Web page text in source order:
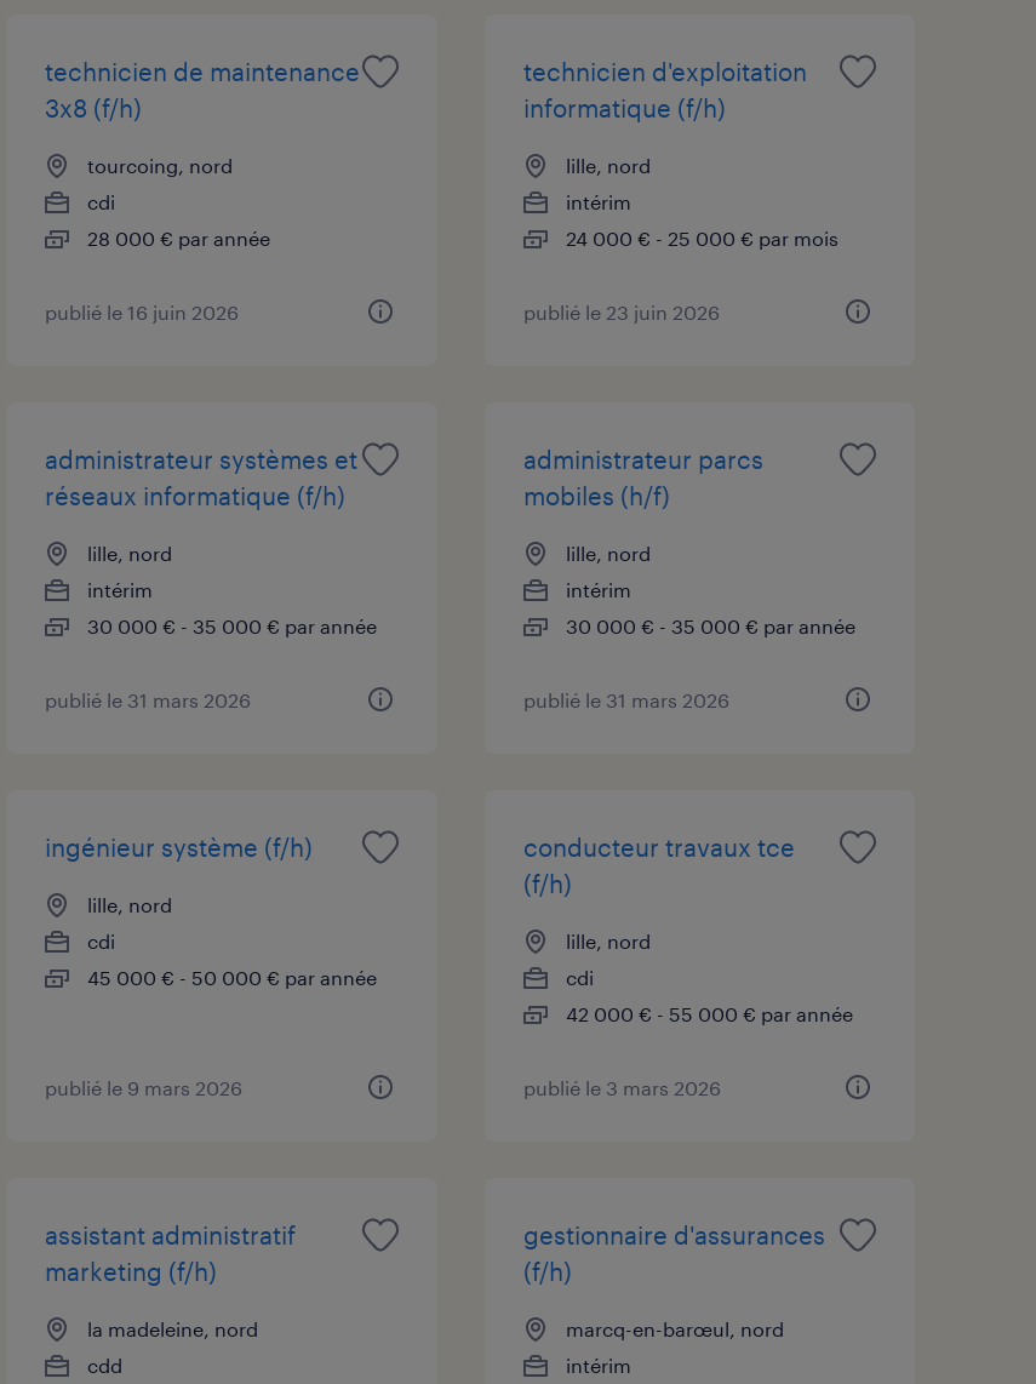
technicien de maintenance
3x8 (f/h)
tourcoing, nord
cdi
28 000 € par année
publié le 16 juin 2026
technicien d'exploitation
informatique (f/h)
lille, nord
intérim
24 000 € - 25 000 € par mois
publié le 23 juin 2026
administrateur systèmes et
réseaux informatique (f/h)
lille, nord
intérim
30 000 € - 35 000 € par année
publié le 31 mars 2026
administrateur parcs
mobiles (h/f)
lille, nord
intérim
30 000 € - 35 000 € par année
publié le 31 mars 2026
ingénieur système (f/h)
lille, nord
cdi
45 000 € - 50 000 € par année
publié le 9 mars 2026
conducteur travaux tce
(f/h)
lille, nord
cdi
42 000 € - 55 000 € par année
publié le 3 mars 2026
assistant administratif
marketing (f/h)
la madeleine, nord
cdd
gestionnaire d'assurances
(f/h)
marcq-en-barœul, nord
intérim